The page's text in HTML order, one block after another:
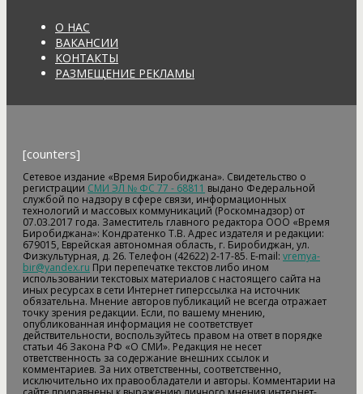
О НАС
ВАКАНСИИ
КОНТАКТЫ
РАЗМЕЩЕНИЕ РЕКЛАМЫ
[counters]
Сетевое издание «Время Биробиджана». Свидетельство о
регистрации СМИ ЭЛ № ФС 77 - 68811 выдано Федеральной
службой по надзору в сфере связи, информационных
технологий и массовых коммуникаций (Роскомнадзор) от
07.03.2017 года. Заместитель главного редактора ООО «Время
Биробиджана»: Кондратенко Т.В. Адрес издателя и редакции:
679015, Еврейская автономная область, г. Биробиджан, ул.
Физкультурная, д. 26. Телефон (42622) 2-17-85. E-mail: vremya-
bir@yandex.ru При перепечатке текстов либо ином
использовании текстовых материалов с настоящего сайта на
иных ресурсах в сети Интернет гиперссылка на источник
обязательна. Мнение авторов публикаций не всегда отражает
точку зрения редакции. Если, по вашему мнению,
опубликованная информация не соответствует
действительности, воспользуйтесь правом на ответ в порядке
статьи 46 Закона РФ «О СМИ». Редакция не несет
ответственность за содержание внешних ссылок и
комментариев. За них ответственны, соответственно,
исключительно их правообладатели и авторы. Комментарии на